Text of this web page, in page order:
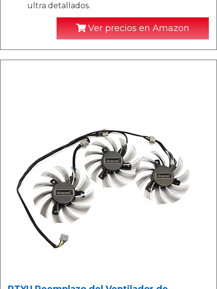
ultra detallados.
Ver precios en Amazon